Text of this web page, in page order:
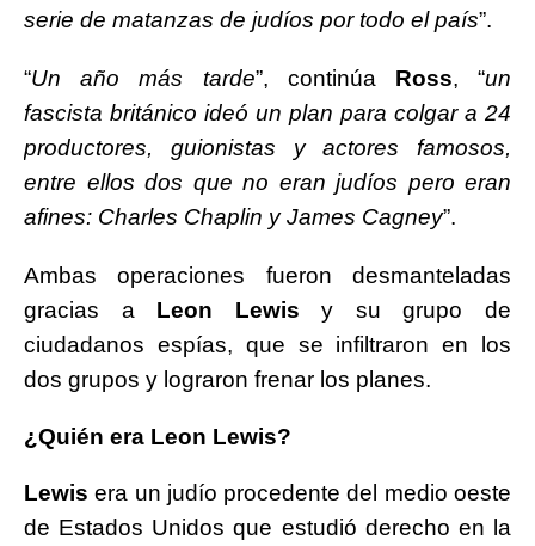
serie de matanzas de judíos por todo el país”.
“Un año más tarde”, continúa Ross, “un
fascista británico ideó un plan para colgar a 24
productores, guionistas y actores famosos,
entre ellos dos que no eran judíos pero eran
afines: Charles Chaplin y James Cagney”.
Ambas operaciones fueron desmanteladas
gracias a Leon Lewis y su grupo de
ciudadanos espías, que se infiltraron en los
dos grupos y lograron frenar los planes.
¿Quién era Leon Lewis?
Lewis era un judío procedente del medio oeste
de Estados Unidos que estudió derecho en la